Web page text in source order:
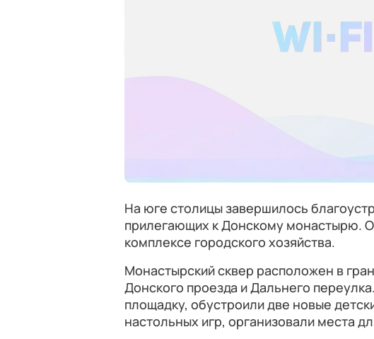
На юге столицы завершилось
прилегающих к Донскому монастырю.
комплексе городского хозяйства.
Монастырский сквер расположен в
Донского проезда и Дальнего
площадку, обустроили две новые
настольных игр, организовали места